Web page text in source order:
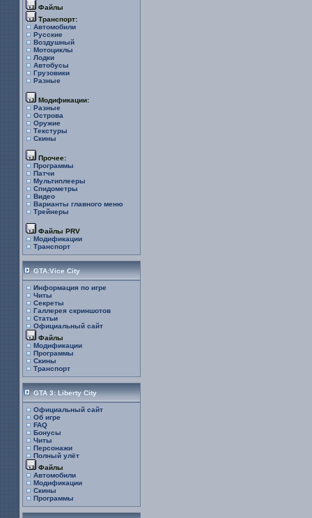
Файлы
Транспорт:
Автомобили
Русские
Воздушный
Мотоциклы
Лодки
Автобусы
Грузовики
Разные
Модификации:
Разные
Острова
Оружие
Текстуры
Скины
Прочее:
Программы
Патчи
Мультиплееры
Спидометры
Видео
Варианты главного меню
Трейнеры
Файлы PRV
Модификации
Транспорт
GTA:Vice City
Информация по игре
Читы
Секреты
Галлерея скриншотов
Статьи
Официальный сайт
Файлы
Модификации
Программы
Скины
Транспорт
GTA 3: Liberty City
Официальный сайт
Об игре
FAQ
Бонусы
Читы
Персонажи
Полный улёт
Файлы
Автомобили
Модификации
Скины
Программы